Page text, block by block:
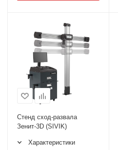
Стенд сход-развала
Зенит-3D (SIVIK)
Характеристики